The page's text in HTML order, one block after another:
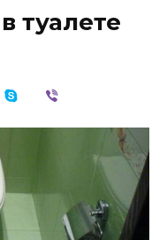
туалете